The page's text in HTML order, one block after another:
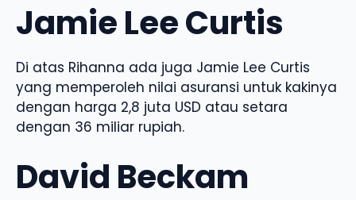
Jamie Lee Curtis
Di atas Rihanna ada juga Jamie Lee Curtis
yang memperoleh nilai asuransi untuk kakinya
dengan harga 2,8 juta USD atau setara
dengan 36 miliar rupiah.
David Beckam